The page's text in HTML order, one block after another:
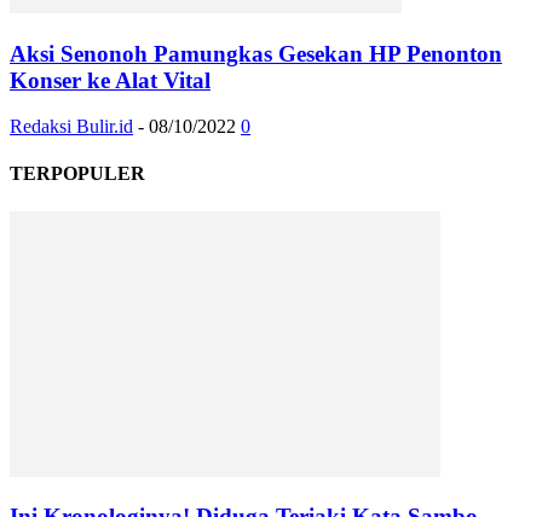
Aksi Senonoh Pamungkas Gesekan HP Penonton
Konser ke Alat Vital
Redaksi Bulir.id - 08/10/2022 0
TERPOPULER